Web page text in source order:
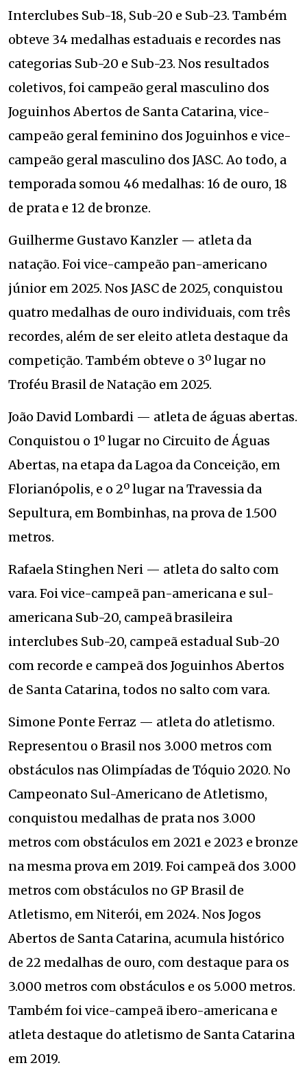
Interclubes Sub-18, Sub-20 e Sub-23. Também
obteve 34 medalhas estaduais e recordes nas
categorias Sub-20 e Sub-23. Nos resultados
coletivos, foi campeão geral masculino dos
Joguinhos Abertos de Santa Catarina, vice-
campeão geral feminino dos Joguinhos e vice-
campeão geral masculino dos JASC. Ao todo, a
temporada somou 46 medalhas: 16 de ouro, 18
de prata e 12 de bronze.
Guilherme Gustavo Kanzler — atleta da
natação. Foi vice-campeão pan-americano
júnior em 2025. Nos JASC de 2025, conquistou
quatro medalhas de ouro individuais, com três
recordes, além de ser eleito atleta destaque da
competição. Também obteve o 3º lugar no
Troféu Brasil de Natação em 2025.
João David Lombardi — atleta de águas abertas.
Conquistou o 1º lugar no Circuito de Águas
Abertas, na etapa da Lagoa da Conceição, em
Florianópolis, e o 2º lugar na Travessia da
Sepultura, em Bombinhas, na prova de 1.500
metros.
Rafaela Stinghen Neri — atleta do salto com
vara. Foi vice-campeã pan-americana e sul-
americana Sub-20, campeã brasileira
interclubes Sub-20, campeã estadual Sub-20
com recorde e campeã dos Joguinhos Abertos
de Santa Catarina, todos no salto com vara.
Simone Ponte Ferraz — atleta do atletismo.
Representou o Brasil nos 3.000 metros com
obstáculos nas Olimpíadas de Tóquio 2020. No
Campeonato Sul-Americano de Atletismo,
conquistou medalhas de prata nos 3.000
metros com obstáculos em 2021 e 2023 e bronze
na mesma prova em 2019. Foi campeã dos 3.000
metros com obstáculos no GP Brasil de
Atletismo, em Niterói, em 2024. Nos Jogos
Abertos de Santa Catarina, acumula histórico
de 22 medalhas de ouro, com destaque para os
3.000 metros com obstáculos e os 5.000 metros.
Também foi vice-campeã ibero-americana e
atleta destaque do atletismo de Santa Catarina
em 2019.